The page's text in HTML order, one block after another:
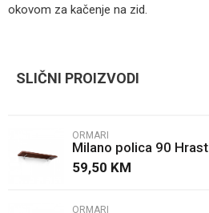
okovom za kačenje na zid.
Poruka
SLIČNI PROIZVODI
ORMARI
Milano polica 90 Hrast
59,50 KM
ORMARI